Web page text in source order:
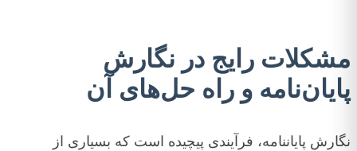
مشکلات رایج در نگارش
پایان‌نامه و راه حل‌های آن
نگارش پایاننامه، فرآیندی پیچیده است که بسیاری از